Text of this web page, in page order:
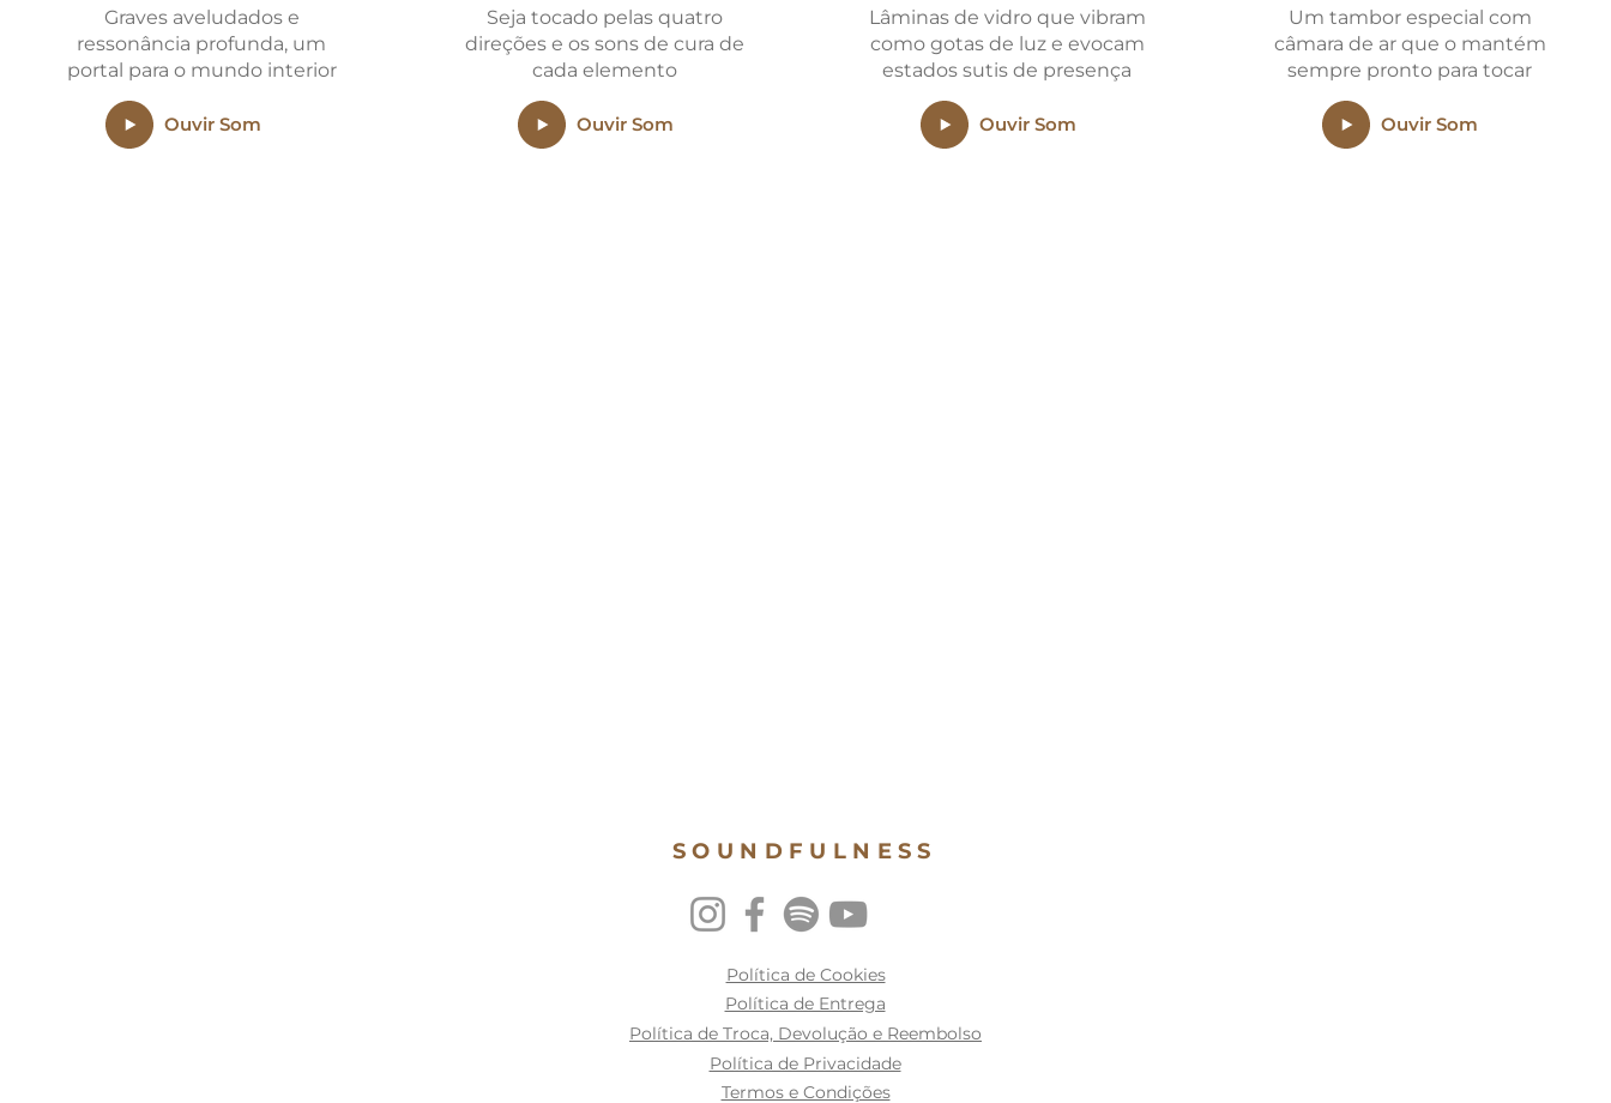
Graves aveludados e
ressonância profunda, um
portal para o mundo interior
Ouvir Som
Seja tocado pelas quatro
direções e os sons de cura de
cada elemento
Ouvir Som
Lâminas de vidro que vibram
como gotas de luz e evocam
estados sutis de presença
Ouvir Som
Um tambor especial com
câmara de ar que o mantém
sempre pronto para tocar
Ouvir Som
SOUNDFULNESS
Política de Cookies
Política de Entrega
Política de Troca, Devolução e Reembolso
Política de Privacidade
Termos e Condições